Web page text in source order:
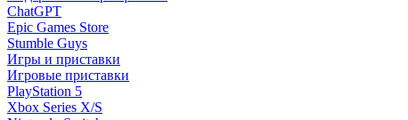
ChatGPT
Epic Games Store
Stumble Guys
Игры и приставки
Игровые приставки
PlayStation 5
Xbox Series X/S